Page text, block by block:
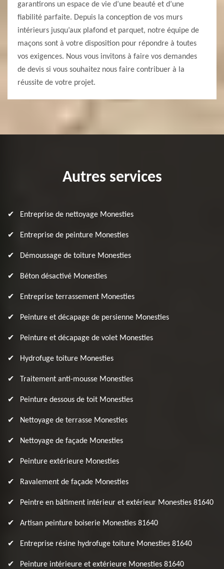
garantirons un espace de vie d’une beauté et d’une
fiabilité parfaite. Depuis la conception de vos murs
intérieurs jusqu’aux plafond et parquet, notre équipe de
maçons sont à votre disposition pour répondre à toutes
vos exigences. Nous vous invitons à faire vos demandes
de devis si vous souhaitez nous faire contribuer à la
réussite de votre projet.
Autres services
Entreprise de nettoyage Monesties
Entreprise de peinture Monesties
Démoussage de toiture Monesties
Béton désactivé Monesties
Entreprise terrassement Monesties
Peinture et décapage de persienne Monesties
Peinture et décapage de volet Monesties
Hydrofuge toiture Monesties
Traitement anti-mousse Monesties
Peinture dessous de toit Monesties
Nettoyage de terrasse Monesties
Nettoyage de façade Monesties
Peinture extérieure Monesties
Ravalement de façade Monesties
Peintre en bâtiment intérieur et extérieur Monesties 81640
Artisan peinture boiserie Monesties 81640
Entreprise résine hydrofuge toiture Monesties 81640
Peinture intérieure et extérieure Monesties 81640